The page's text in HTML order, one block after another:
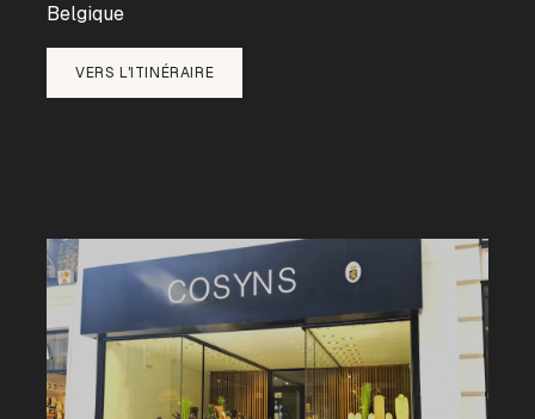
Belgique
VERS L'ITINÉRAIRE